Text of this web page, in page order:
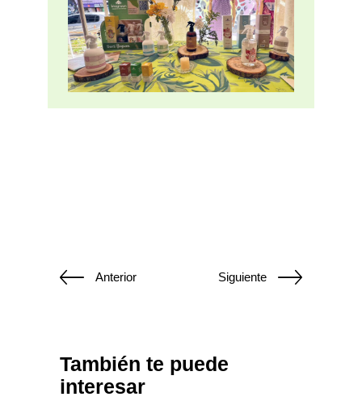
Anterior Siguiente
También te puede
interesar